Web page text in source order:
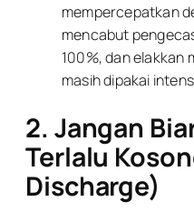
mempercepatkan
mencabut
100%, dan elakkan
masih dipakai
2. Jangan
Terlalu
Discharge)